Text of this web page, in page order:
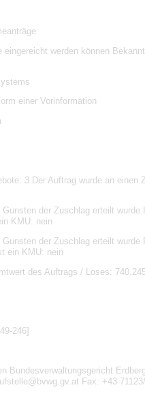
eingereicht werden können
einer Vorinformation
3 Der Auftrag wurde an einen
der Zuschlag erteilt wurde
KMU: nein
der Zuschlag erteilt wurde
ein KMU: nein
des Auftrags / Loses:
246]
Bundesverwaltungsgericht
Fax: +43